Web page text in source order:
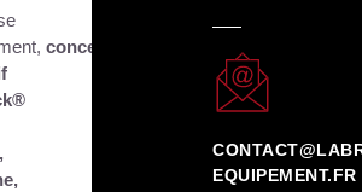
concessionnaire
EQUIPEMENT.FR